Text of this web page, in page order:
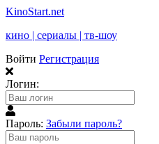
KinoStart.net
кино | сериалы | тв-шоу
Войти Регистрация
Логин:
Пароль: Забыли пароль?